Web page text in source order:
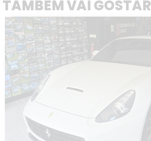
TAMBÉM VAI GOSTAR